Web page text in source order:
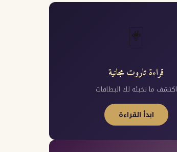
🃏
قراءة تاروت مجانية
اكتشف ما تخبئه لك البطاقات
ابدأ القراءة